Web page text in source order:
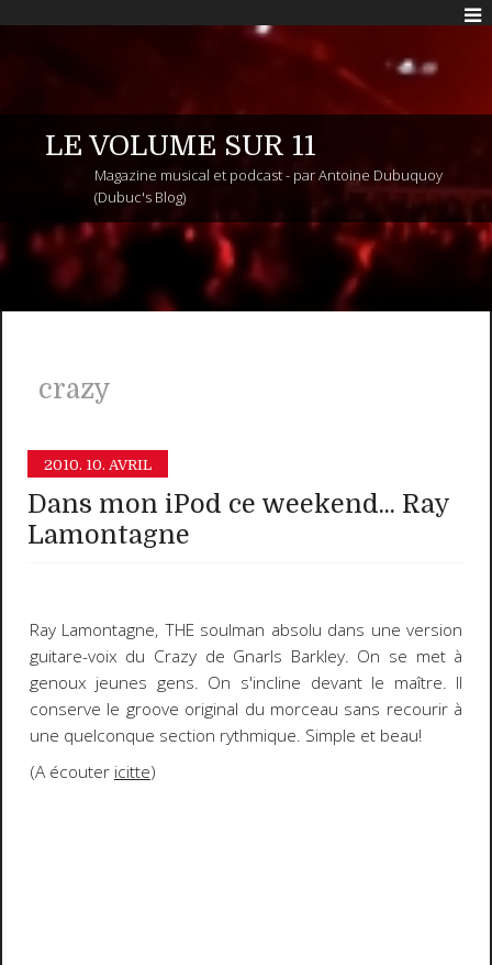
LE VOLUME SUR 11
Magazine musical et podcast - par Antoine Dubuquoy
(Dubuc's Blog)
crazy
2010. 10. AVRIL
Dans mon iPod ce weekend... Ray
Lamontagne
Ray Lamontagne, THE soulman absolu dans une version
guitare-voix du Crazy de Gnarls Barkley. On se met à
genoux jeunes gens. On s'incline devant le maître. Il
conserve le groove original du morceau sans recourir à
une quelconque section rythmique. Simple et beau!
(A écouter icitte)